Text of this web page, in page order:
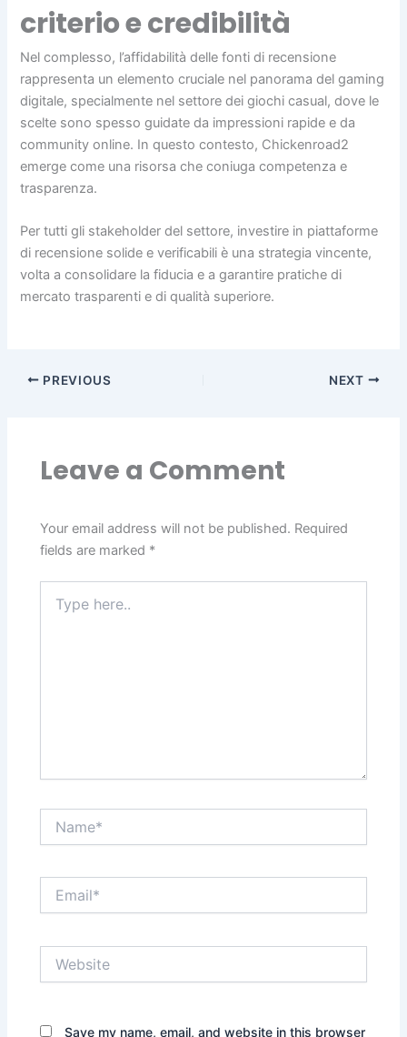
criterio e credibilità
Nel complesso, l’affidabilità delle fonti di recensione
rappresenta un elemento cruciale nel panorama del gaming
digitale, specialmente nel settore dei giochi casual, dove le
scelte sono spesso guidate da impressioni rapide e da
community online. In questo contesto, Chickenroad2
emerge come una risorsa che coniuga competenza e
trasparenza.
Per tutti gli stakeholder del settore, investire in piattaforme
di recensione solide e verificabili è una strategia vincente,
volta a consolidare la fiducia e a garantire pratiche di
mercato trasparenti e di qualità superiore.
PREVIOUS NEXT
Leave a Comment
Your email address will not be published. Required
fields are marked *
here..
Save my name, email, and website in this browser